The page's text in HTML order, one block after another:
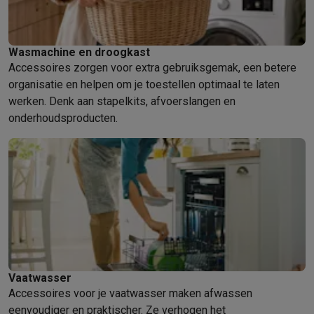
Barbecues
Elektrische barbecues Houtskoolbarbecues
Koude dranken
JuicersBruiswatermachinesWaterfilterkannen
KookgereiPannenKookpottenKeukenweegschalen
DessertsWafelijzers IjsmachinesPannenkoekenmakers
Smart gardenBinnentuinKruidenCompost machines
Huishouden & airco
StofzuigenStofzuigers
Robots
RobotstofzuigersDweilrobotsRobotmaaiers
Schoonmaken Vloerreinigers StoomreinigersTapijtreinigers
Stoomgenerators StrijkijzersKledingstomers
Naaien
Naaimachines
Accessoires
Mobiele airco’sAircoolers Ventilators
Luchtbehandeling
LuchtreinigersLuchtbevochtigers
Verwarmen
Elektrische verwarmingElektrische dekens
Wassen & drogen WasmachinesDroogkasten
HuisdierenAutomatische voerbak
Beauty & gezondheid
Wasmachine en droogkast
Accessoires zorgen voor extra gebruiksgemak, een betere
organisatie en helpen om je toestellen optimaal te laten
werken. Denk aan stapelkits, afvoerslangen en
onderhoudsproducten.
Vaatwasser
Accessoires voor je vaatwasser maken afwassen
eenvoudiger en praktischer. Ze verhogen het